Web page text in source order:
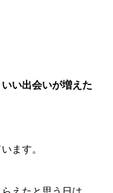
い出会いが増えた
ます。